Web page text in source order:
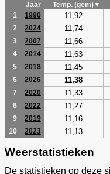
Jaar
Temp. (gem)▼
1
1990 11,92
2 2024 11,74
3 2007 11,66
4 2014 11,63
5 2018 11,45
6 2026 11,38
7 2020 11,33
8 2022 11,27
9 2019 11,16
10 2023 11,13
Weerstatistieken
De statistieken op deze